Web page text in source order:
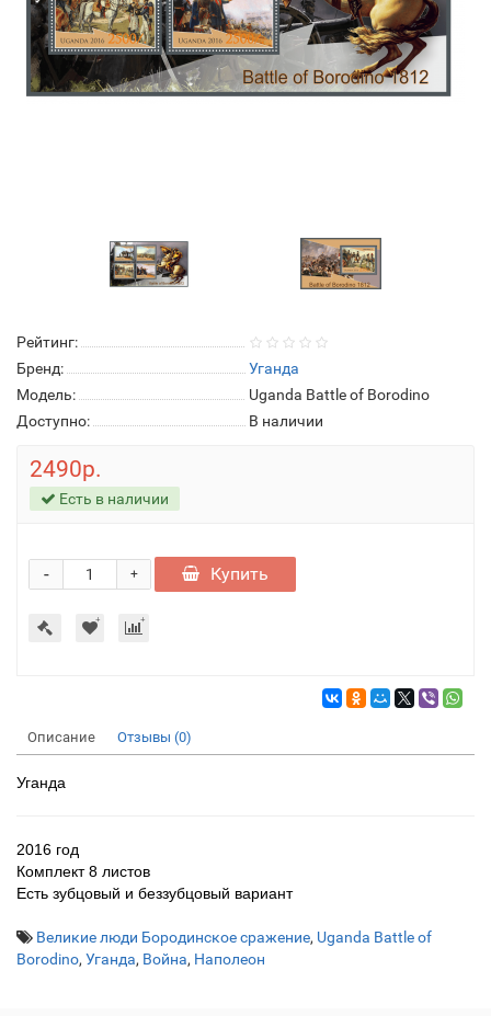
Рейтинг:
Бренд:
Уганда
Модель:
Uganda Battle of Borodino
Доступно:
В наличии
2490р.
Есть в наличии
+
- Купить
Описание Отзывы (0)
Уганда
2016 год
Комплект 8 листов
Есть зубцовый и беззубцовый вариант
Великие люди Бородинское сражение, Uganda Battle of
Borodino, Уганда, Война, Наполеон